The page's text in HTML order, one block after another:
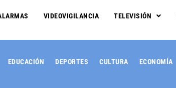
VIDEOVIGILANCIA TELEVISIÓN
EDUCACIÓN DEPORTES CULTURA ECONOMÍA